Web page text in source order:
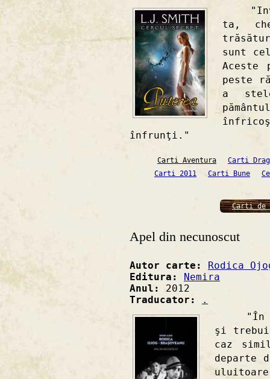
ta,
sunt
peste
a
înfrunţi."
Carti Aventura
Carti
Carti 2011
Carti Bune
Carti
Apel din necunoscut
Autor carte: Rodica
Editura: Nemira
Anul: 2012
Traducator:
.
"În
şi
caz
departe